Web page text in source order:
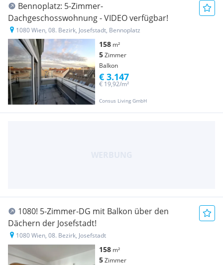
Bennoplatz: 5-Zimmer-
Dachgeschosswohnung - VIDEO verfügbar!
1080 Wien, 08. Bezirk, Josefstadt, Bennoplatz
158 m²
5Zimmer
Balkon
Consus Living GmbH
€ 19,92/m²
€ 3.147
1080! 5-Zimmer-DG mit Balkon über den
Dächern der Josefstadt!
1080 Wien, 08. Bezirk, Josefstadt
158 m²
5Zimmer